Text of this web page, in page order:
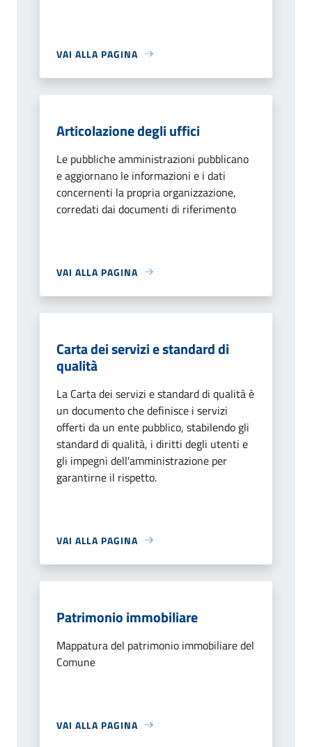
VAI ALLA PAGINA
Articolazione degli uffici
Le pubbliche amministrazioni pubblicano
e aggiornano le informazioni e i dati
concernenti la propria organizzazione,
corredati dai documenti di riferimento
VAI ALLA PAGINA
Carta dei servizi e standard di
qualità
La Carta dei servizi e standard di qualità è
un documento che definisce i servizi
offerti da un ente pubblico, stabilendo gli
standard di qualità, i diritti degli utenti e
gli impegni dell'amministrazione per
garantirne il rispetto.
VAI ALLA PAGINA
Patrimonio immobiliare
Mappatura del patrimonio immobiliare del
Comune
VAI ALLA PAGINA